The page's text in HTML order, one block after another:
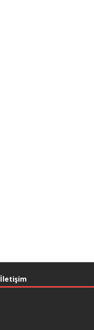
İletişim